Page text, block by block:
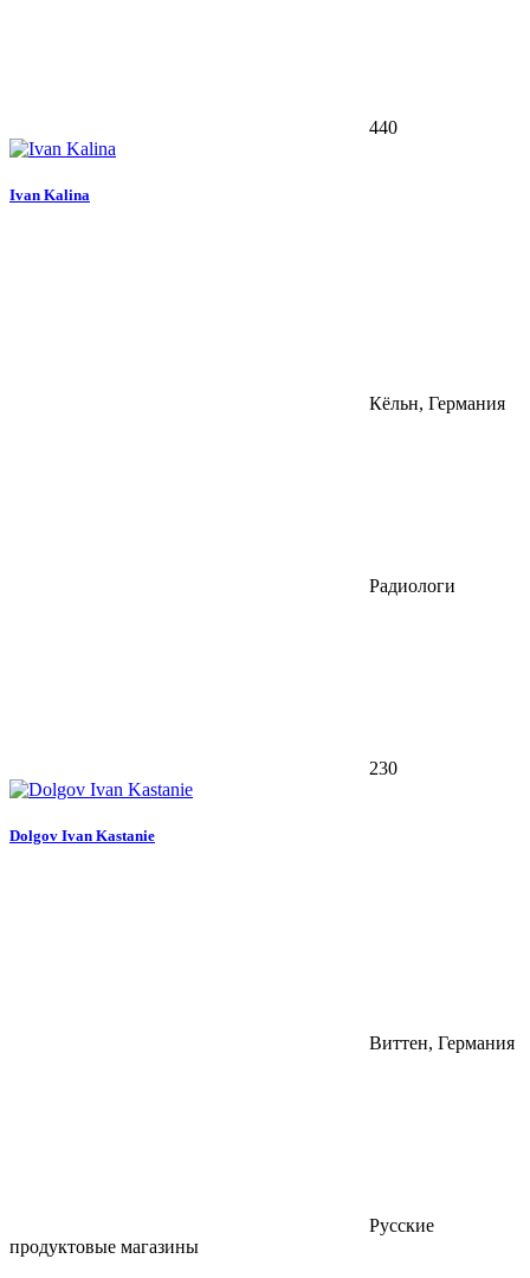
440
Ivan Kalina
Кёльн, Германия
Радиологи
230
Dolgov Ivan Kastanie
Виттен, Германия
Русские
продуктовые магазины